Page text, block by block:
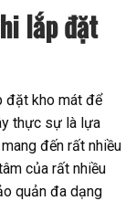
lắp đặt
đặt kho mát để
thực sự là lựa
đến rất nhiều
của rất nhiều
quản đa dạng